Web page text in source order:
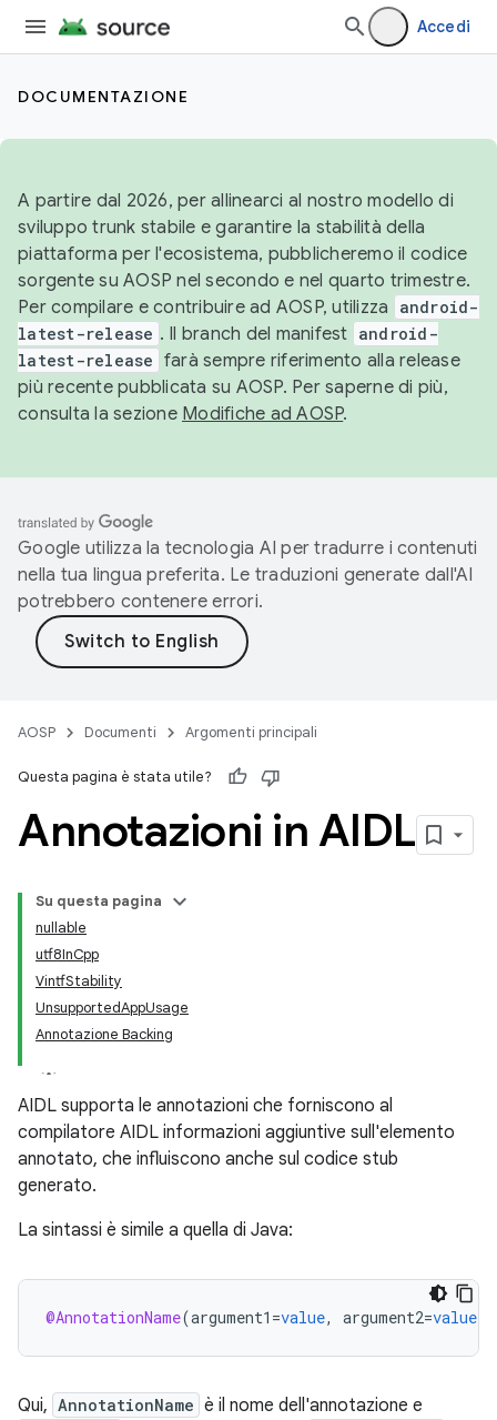
Accedi
DOCUMENTAZIONE
A partire dal 2026, per allinearci al nostro modello di
sviluppo trunk stabile e garantire la stabilità della
piattaforma per l'ecosistema, pubblicheremo il codice
sorgente su AOSP nel secondo e nel quarto trimestre.
Per compilare e contribuire ad AOSP, utilizza
android-
latest-release . Il branch del manifest android-
latest-release farà sempre riferimento alla release
più recente pubblicata su AOSP. Per saperne di più,
consulta la sezione Modifiche ad AOSP.
Google utilizza la tecnologia AI per tradurre i contenuti
nella tua lingua preferita. Le traduzioni generate dall'AI
potrebbero contenere errori.
AOSP Documenti Argomenti principali
Questa pagina è stata utile?
Annotazioni in AIDL
Su questa pagina
nullable
utf8InCpp
VintfStability
UnsupportedAppUsage
Annotazione Backing
AIDL supporta le annotazioni che forniscono al
compilatore AIDL informazioni aggiuntive sull'elemento
annotato, che influiscono anche sul codice stub
generato.
La sintassi è simile a quella di Java:
@AnnotationName(argument1 =value, argument2=value
Qui, AnnotationName è il nome dell'annotazione e